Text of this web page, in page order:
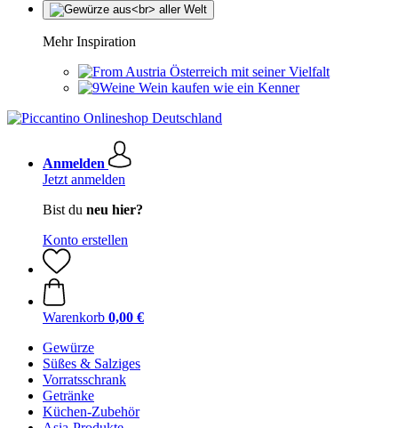
Mehr Inspiration
Österreich mit seiner Vielfalt
Wein kaufen wie ein Kenner
Anmelden
Jetzt anmelden
Bist du neu hier?
Konto erstellen
Warenkorb 0,00 €
Gewürze
Süßes & Salziges
Vorratsschrank
Getränke
Küchen-Zubehör